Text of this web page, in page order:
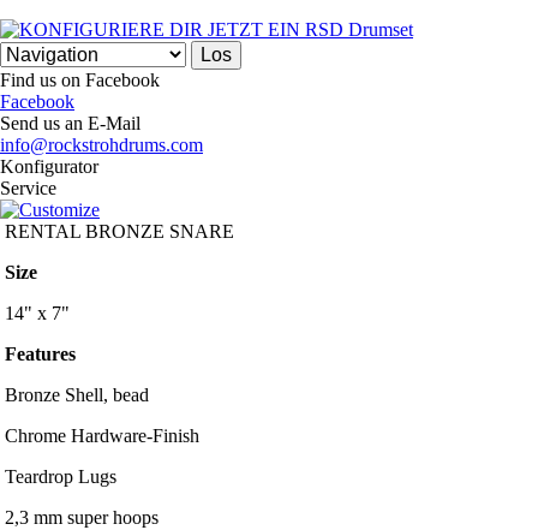
Find us on Facebook
Facebook
Send us an E-Mail
info@rockstrohdrums.com
Konfigurator
Service
RENTAL BRONZE SNARE
Size
14" x 7"
Features
Bronze Shell, bead
Chrome Hardware-Finish
Teardrop Lugs
2,3 mm super hoops